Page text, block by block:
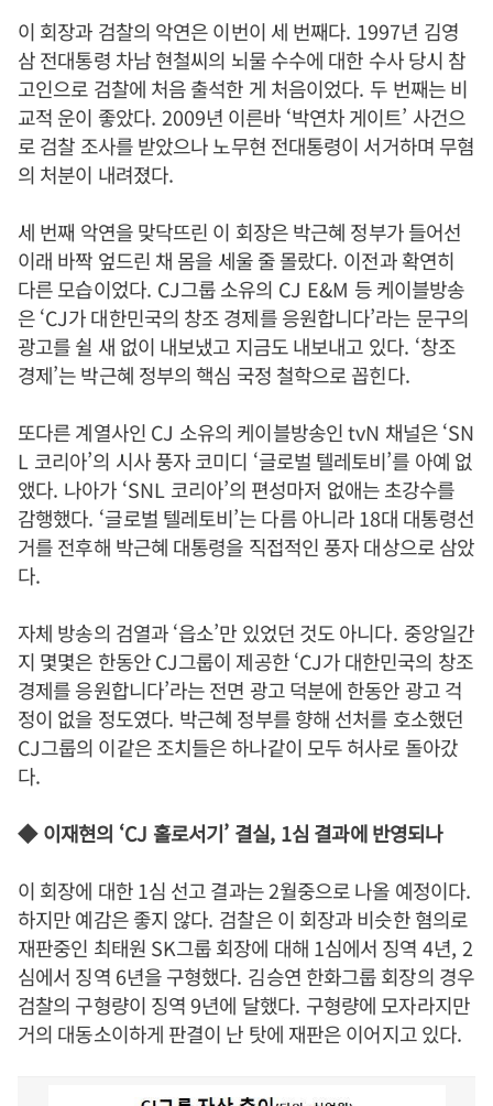
이 회장과 검찰의 악연은 이번이 세 번째다. 1997년 김영
삼 전대통령 차남 현철씨의 뇌물 수수에 대한 수사 당시 참
고인으로 검찰에 처음 출석한 게 처음이었다. 두 번째는 비
교적 운이 좋았다. 2009년 이른바 ‘박연차 게이트’ 사건으
로 검찰 조사를 받았으나 노무현 전대통령이 서거하며 무혐
의 처분이 내려졌다.
세 번째 악연을 맞닥뜨린 이 회장은 박근혜 정부가 들어선
이래 바짝 엎드린 채 몸을 세울 줄 몰랐다. 이전과 확연히
다른 모습이었다. CJ그룹 소유의 CJ E&M 등 케이블방송
은‘CJ가 대한민국의 창조 경제를 응원합니다’라는 문구의
광고를 쉴 새 없이 내보냈고 지금도 내보내고 있다. ‘창조
경제’는 박근혜 정부의 핵심 국정 철학으로 꼽힌다.
또다른 계열사인 CJ 소유의 케이블방송인tvN 채널은‘SN
L 코리아’의 시사 풍자 코미디 ‘글로벌 텔레토비’를 아예 없
앴다. 나아가 ‘SNL 코리아’의 편성마저 없애는 초강수를
감행했다. ‘글로벌 텔레토비’는 다름 아니라18대 대통령선
거를 전후해 박근혜 대통령을 직접적인 풍자 대상으로 삼았
다.
자체 방송의 검열과‘읍소’만 있었던 것도 아니다. 중앙일간
지 몇몇은 한동안CJ그룹이 제공한‘CJ가 대한민국의 창조
경제를 응원합니다’라는 전면 광고 덕분에 한동안 광고 걱
정이 없을 정도였다. 박근혜 정부를 향해 선처를 호소했던
CJ그룹의 이같은 조치들은 하나같이 모두 허사로 돌아갔
다.
◆이재현의 ‘CJ 홀로서기’ 결실, 1심 결과에 반영되나
이 회장에 대한1심 선고 결과는2월중으로 나올 예정이다.
하지만 예감은 좋지 않다. 검찰은 이 회장과 비슷한 혐의로
재판중인 최태원 SK그룹 회장에 대해 1심에서 징역 4년, 2
심에서 징역 6년을 구형했다. 김승연 한화그룹 회장의 경우
검찰의 구형량이 징역9년에 달했다. 구형량에 모자라지만
거의 대동소이하게 판결이 난 탓에 재판은 이어지고 있다.